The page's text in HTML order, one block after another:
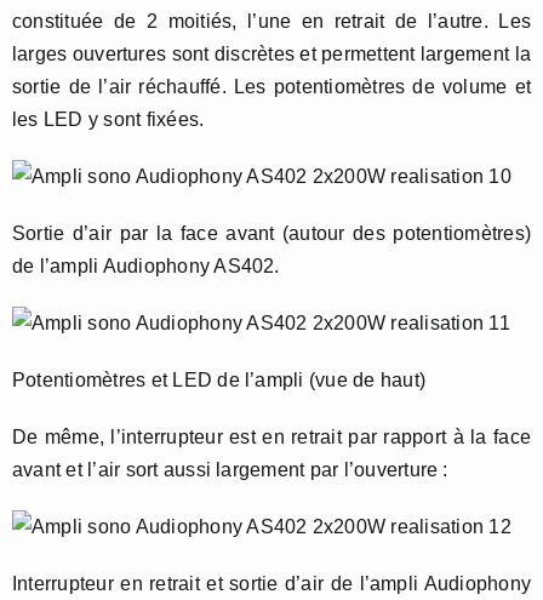
constituée de 2 moitiés, l’une en retrait de l’autre. Les
larges ouvertures sont discrètes et permettent largement la
sortie de l’air réchauffé. Les potentiomètres de volume et
les LED y sont fixées.
Sortie d’air par la face avant (autour des potentiomètres)
de l’ampli Audiophony AS402.
Potentiomètres et LED de l’ampli (vue de haut)
De même, l’interrupteur est en retrait par rapport à la face
avant et l’air sort aussi largement par l’ouverture :
Interrupteur en retrait et sortie d’air de l’ampli Audiophony